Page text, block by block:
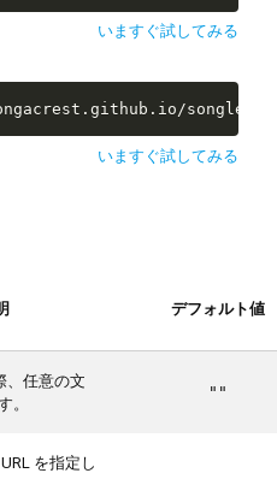
いますぐ試してみる
songle-
いますぐ試してみる
デフォルト値
、任意の文
。
""
を指定し